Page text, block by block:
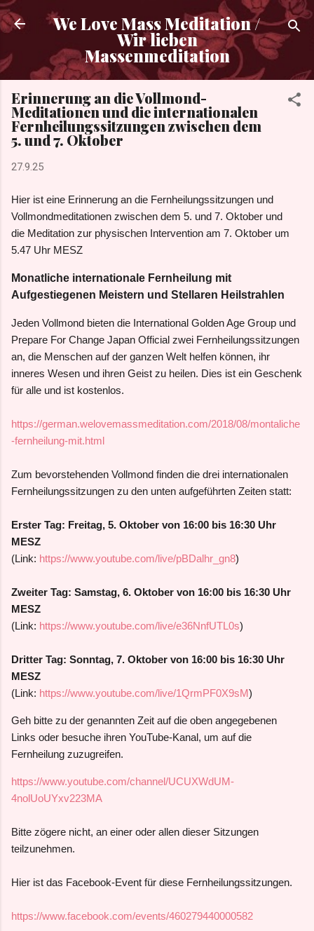
Direkt zum Hauptbereich
We Love Mass Meditation /
Wir lieben
Massenmeditation
Erinnerung an die Vollmond-
Meditationen und die internationalen
Fernheilungssitzungen zwischen dem
5. und 7. Oktober
27.9.25
Hier ist eine Erinnerung an die Fernheilungssitzungen und
Vollmondmeditationen zwischen dem 5. und 7. Oktober und
die Meditation zur physischen Intervention am 7. Oktober um
5.47 Uhr MESZ
Monatliche internationale Fernheilung mit
Aufgestiegenen Meistern und Stellaren Heilstrahlen
Jeden Vollmond bieten die International Golden Age Group und
Prepare For Change Japan Official zwei Fernheilungssitzungen
an, die Menschen auf der ganzen Welt helfen können, ihr
inneres Wesen und ihren Geist zu heilen. Dies ist ein Geschenk
für alle und ist kostenlos.
https://german.welovemassmeditation.com/2018/08/montaliche
-fernheilung-mit.html
Zum bevorstehenden Vollmond finden die drei internationalen
Fernheilungssitzungen zu den unten aufgeführten Zeiten statt:
Erster Tag: Freitag, 5. Oktober von 16:00 bis 16:30 Uhr
MESZ
(Link: https://www.youtube.com/live/pBDalhr_gn8)
Zweiter Tag: Samstag, 6. Oktober von 16:00 bis 16:30 Uhr
MESZ
(Link: https://www.youtube.com/live/e36NnfUTL0s)
Dritter Tag: Sonntag, 7. Oktober von 16:00 bis 16:30 Uhr
MESZ
(Link: https://www.youtube.com/live/1QrmPF0X9sM)
Geh bitte zu der genannten Zeit auf die oben angegebenen
Links oder besuche ihren YouTube-Kanal, um auf die
Fernheilung zuzugreifen.
https://www.youtube.com/channel/UCUXWdUM-
4nolUoUYxv223MA
Bitte zögere nicht, an einer oder allen dieser Sitzungen
teilzunehmen.
Hier ist das Facebook-Event für diese Fernheilungssitzungen.
https://www.facebook.com/events/460279440000582